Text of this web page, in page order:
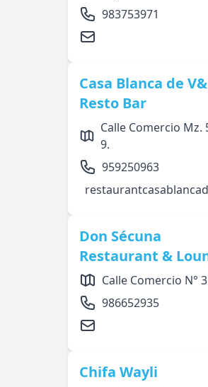
983753971
Casa Blanca de
Resto Bar
Calle Comercio Mz.
9.
959250963
Don Sécuna
Restaurant &
Calle Comercio N°
986652935
Chifa Wayli